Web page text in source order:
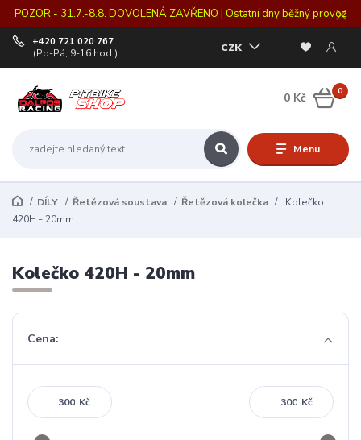
POZOR - 31.7.-8.8. DOVOLENÁ ZAVŘENO | Ostatní dny běžný provoz
Menu
CZK
+420 721 020 767
(Po-Pá, 9-16 hod.)
0
0 Kč
DÍLY Řetězová soustava Řetězová kolečka
Kolečko
420H - 20mm
Kolečko 420H - 20mm
Cena:
Kč Kč